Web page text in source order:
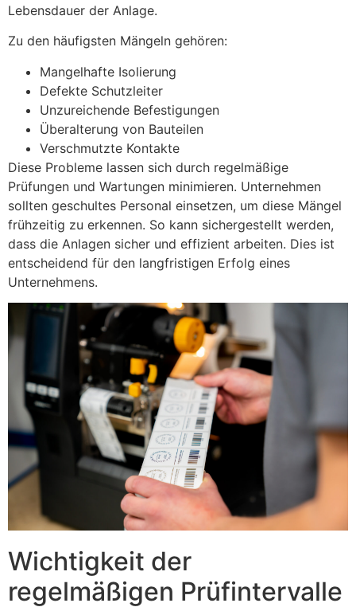
Lebensdauer der Anlage.
Zu den häufigsten Mängeln gehören:
Mangelhafte Isolierung
Defekte Schutzleiter
Unzureichende Befestigungen
Überalterung von Bauteilen
Verschmutzte Kontakte
Diese Probleme lassen sich durch regelmäßige
Prüfungen und Wartungen minimieren. Unternehmen
sollten geschultes Personal einsetzen, um diese Mängel
frühzeitig zu erkennen. So kann sichergestellt werden,
dass die Anlagen sicher und effizient arbeiten. Dies ist
entscheidend für den langfristigen Erfolg eines
Unternehmens.
Wichtigkeit der
regelmäßigen Prüfintervalle